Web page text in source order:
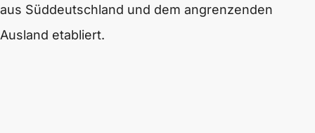
aus Süddeutschland und dem angrenzenden
Ausland etabliert.